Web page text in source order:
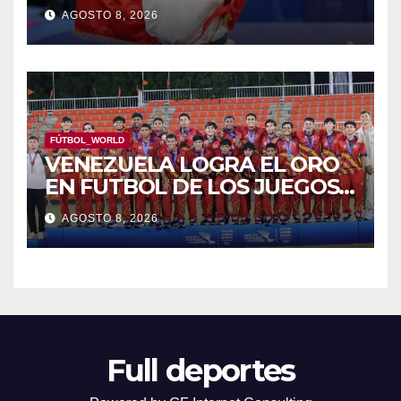
RODRÍGUEZ
AGOSTO 8, 2026
FÚTBOL_WORLD
VENEZUELA LOGRA EL ORO
EN FUTBOL DE LOS JUEGOS
CAC
AGOSTO 8, 2026
Full deportes